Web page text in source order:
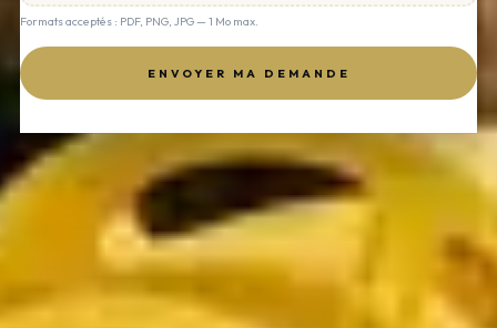
Formats acceptés : PDF, PNG, JPG — 1 Mo max.
ENVOYER MA DEMANDE